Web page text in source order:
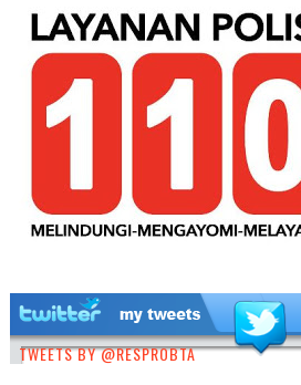
TWEETS BY @RESPROBTA